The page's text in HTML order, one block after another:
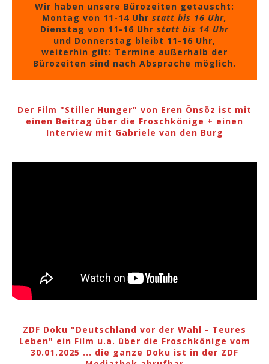
Wir haben unsere Bürozeiten getauscht:
Montag von 11-14 Uhr statt bis 16 Uhr,
Dienstag von 11-16 Uhr statt bis 14 Uhr
und Donnerstag bleibt 11-16 Uhr,
weiterhin gilt: Termine außerhalb der
Bürozeiten sind nach Absprache möglich.
Der Film "Stiller Hunger" von Eren Önsöz ist mit
einen Beitrag über die Froschkönige + einen
Interview mit Gabriele van den Burg
ZDF Doku "Deutschland vor der Wahl - Teures
Leben" ein Film u.a. über die Froschkönige vom
30.01.2025 ... die ganze Doku ist in der ZDF